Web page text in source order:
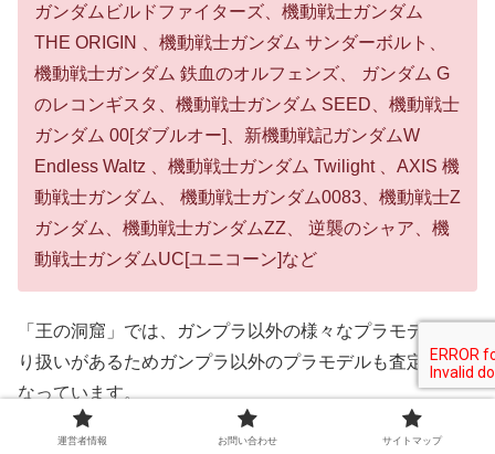
ガンダムビルドファイターズ、機動戦士ガンダム
THE ORIGIN 、機動戦士ガンダム サンダーボルト、
機動戦士ガンダム 鉄血のオルフェンズ、 ガンダム G
のレコンギスタ、機動戦士ガンダム SEED、機動戦士
ガンダム 00[ダブルオー]、新機動戦記ガンダムW
Endless Waltz 、機動戦士ガンダム Twilight 、AXIS 機
動戦士ガンダム、 機動戦士ガンダム0083、機動戦士Z
ガンダム、機動戦士ガンダムZZ、 逆襲のシャア、機
動戦士ガンダムUC[ユニコーン]など
「王の洞窟」では、ガンプラ以外の様々なプラモデルを取
り扱いがあるためガンプラ以外のプラモデルも査定対象と
なっています。
運営者情報 お問い合わせ サイトマップ